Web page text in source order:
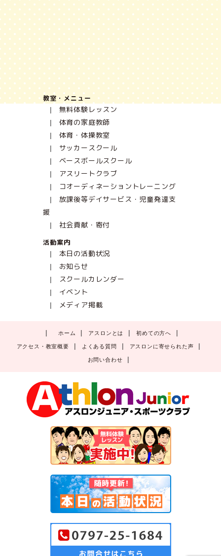
教室・メニュー
無料体験レッスン
体育の家庭教師
体育・体操教室
サッカースクール
ベースボールスクール
アスリートクラブ
コオーディネーショントレーニング
放課後等デイサービス・児童発達支
援
社会貢献・寄付
活動案内
本日の活動状況
お知らせ
スクールカレンダー
イベント
メディア掲載
ホーム アスロンとは 初めての方へ
アクセス・教室概要 よくある質問 アスロンに寄せられた声
お問い合わせ